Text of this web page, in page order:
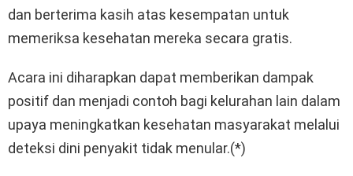
dan berterima kasih atas kesempatan untuk
memeriksa kesehatan mereka secara gratis.
Acara ini diharapkan dapat memberikan dampak
positif dan menjadi contoh bagi kelurahan lain dalam
upaya meningkatkan kesehatan masyarakat melalui
deteksi dini penyakit tidak menular.(*)